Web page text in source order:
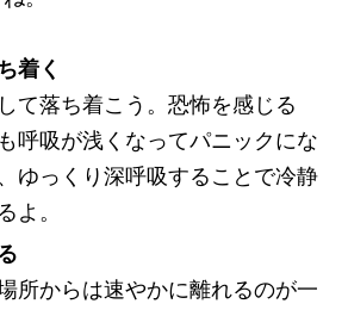
着く
て落ち着こう。恐怖を感じる
呼吸が浅くなってパニックにな
ゆっくり深呼吸することで冷静
よ。
所からは速やかに離れるのが一